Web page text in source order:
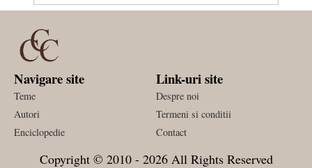
Navigare site
Teme
Autori
Enciclopedie
Link-uri site
Despre noi
Termeni si conditii
Contact
Copyright © 2010 - 2026 All Rights Reserved